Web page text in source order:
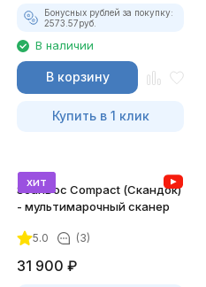
Бонусных рублей за покупку:
2573.57руб.
В наличии
В корзину
Купить в 1 клик
хит
ScanDoc Compact (Скандок)
- мультимарочный сканер
5.0 (3)
31 900 ₽